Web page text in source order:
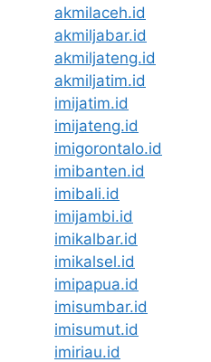
akmilaceh.id
akmiljabar.id
akmiljateng.id
akmiljatim.id
imijatim.id
imijateng.id
imigorontalo.id
imibanten.id
imibali.id
imijambi.id
imikalbar.id
imikalsel.id
imipapua.id
imisumbar.id
imisumut.id
imiriau.id